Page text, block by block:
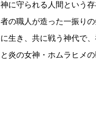
神に守られる人間という
者の職人が造った一振り
に生き、共に戦う神代で
と炎の女神・ホムラヒメ